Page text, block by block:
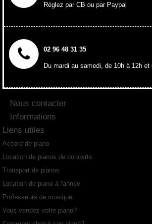
Réglez par CB ou par Paypal
02 96 48 31 35
Du mardi au samedi, de 10h à 12h et
Nous contacter
Informations
Liens utiles
Accord de piano
Location de pianos de concerts
Transport de pianos
Location de piano à l'année
Professeurs de musique
Vous vendez votre piano?